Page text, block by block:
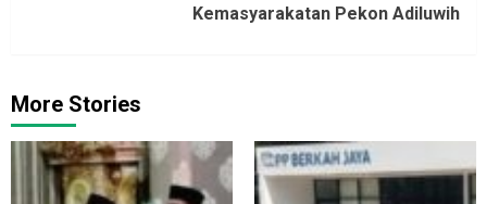
Kemasyarakatan Pekon Adiluwih
More Stories